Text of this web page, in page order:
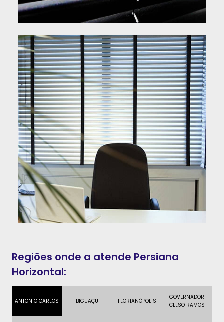
Regiões onde a atende Persiana
Horizontal:
ANTÔNIO CARLOS BIGUAÇU FLORIANÓPOLIS
GOVERNADOR
CELSO RAMOS